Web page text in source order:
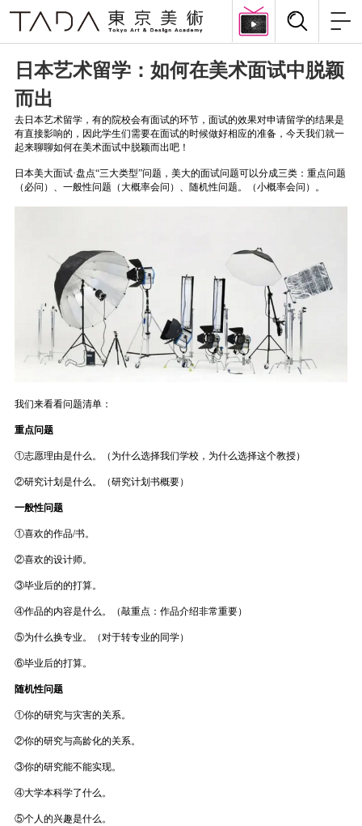
日本艺术留学：如何在美术面试中脱颖
而出
去日本艺术留学，有的院校会有面试的环节，面试的效果对申请留学的结果是
有直接影响的，因此学生们需要在面试的时候做好相应的准备，今天我们就一
起来聊聊如何在美术面试中脱颖而出吧！
日本美大面试·盘点“三大类型”问题，美大的面试问题可以分成三类：重点问题
（必问）、一般性问题（大概率会问）、随机性问题。（小概率会问）。
我们来看看问题清单：
重点问题
①志愿理由是什么。（为什么选择我们学校，为什么选择这个教授）
②研究计划是什么。（研究计划书概要）
一般性问题
①喜欢的作品/书。
②喜欢的设计师。
③毕业后的的打算。
④作品的内容是什么。（敲重点：作品介绍非常重要）
⑤为什么换专业。（对于转专业的同学）
⑥毕业后的打算。
随机性问题
①你的研究与灾害的关系。
②你的研究与高龄化的关系。
③你的研究能不能实现。
④大学本科学了什么。
⑤个人的兴趣是什么。